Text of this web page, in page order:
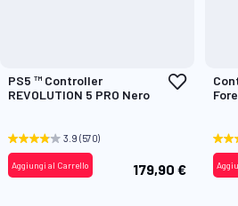
PS5 ™ Controller
REVOLUTION 5 PRO Nero
Aggiungi
3.9 (570)
179,90 €
Aggiungi al Carrello